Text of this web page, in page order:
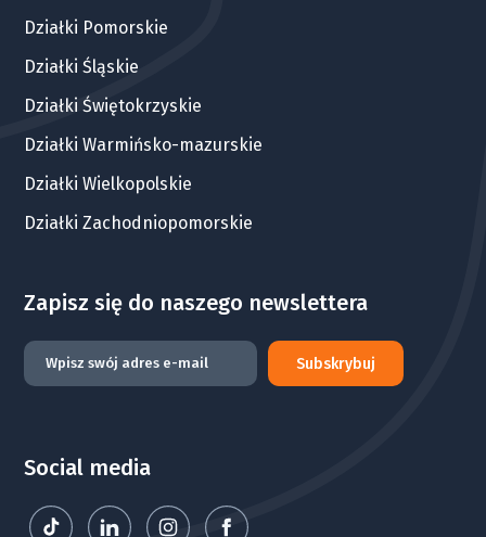
Działki Pomorskie
Działki Śląskie
Działki Świętokrzyskie
Działki Warmińsko-mazurskie
Działki Wielkopolskie
Działki Zachodniopomorskie
Zapisz się do naszego newslettera
Subskrybuj
Social media